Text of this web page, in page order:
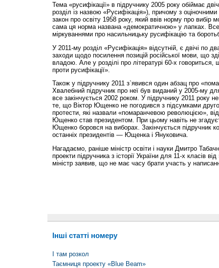
Тема «русифікації» в підручнику 2005 року обіймає
розділ із назвою «Русифікація»), причому з
закон про освіту 1958 року, який ввів норму про вибір
сама ця норма названа «демократичною» у лапках.
міркуваннями про насильницьку русифікацію та
У 2011-му розділ «Русифікація» відсутній, є двічі по
заходи щодо посилення позицій російської мови, що
владою. Але у розділі про літературі 60-х говориться,
проти русифікації».
Також у підручнику 2011 з`явився один абзац про
Хвалебний підручник про неї був виданий у 2005-му
все закінчується 2002 роком. У підручнику 2011 року
те, що Віктор Ющенко не погодився з підсумками
протести, які назвали «помаранчевою революцією»,
Ющенко став президентом. При цьому навіть не
Ющенко боровся на виборах. Закінчується підручник
останніх президентів — Ющенка і Януковича.
Нагадаємо, раніше міністр освіти і науки Дмитро
проекти підручника з історії України для 11-х класів
міністр заявив, що не має часу брати участь у
Інші статті номеру
І там розкол
Таємниця проекту «Blue Beam»